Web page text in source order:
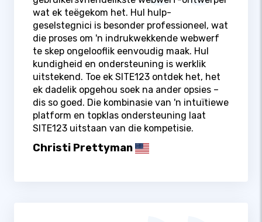
wat ek teëgekom het. Hul hulp-
geselstegnici is besonder professioneel, wat
die proses om 'n indrukwekkende webwerf
te skep ongelooflik eenvoudig maak. Hul
kundigheid en ondersteuning is werklik
uitstekend. Toe ek SITE123 ontdek het, het
ek dadelik opgehou soek na ander opsies –
dis so goed. Die kombinasie van 'n intuïtiewe
platform en topklas ondersteuning laat
SITE123 uitstaan ​​van die kompetisie.
Christi Prettyman